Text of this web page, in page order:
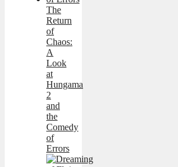
Thе
Rеturn
of
Chaos:
A
Look
at
Hungama
2
and
thе
Comеdy
of
Errors